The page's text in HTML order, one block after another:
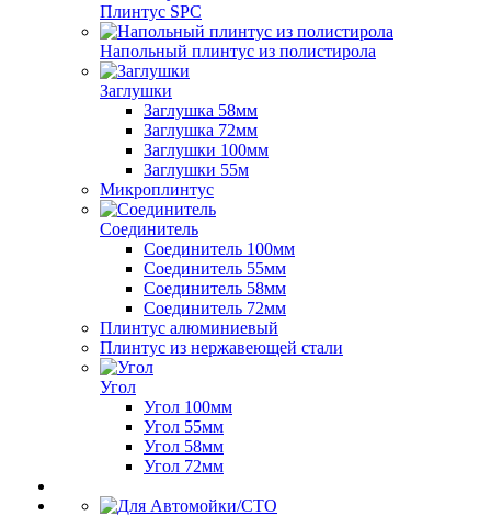
Плинтус SPC
Напольный плинтус из полистирола
Заглушки
Заглушка 58мм
Заглушка 72мм
Заглушки 100мм
Заглушки 55м
Микроплинтус
Соединитель
Соединитель 100мм
Соединитель 55мм
Соединитель 58мм
Соединитель 72мм
Плинтус алюминиевый
Плинтус из нержавеющей стали
Угол
Угол 100мм
Угол 55мм
Угол 58мм
Угол 72мм